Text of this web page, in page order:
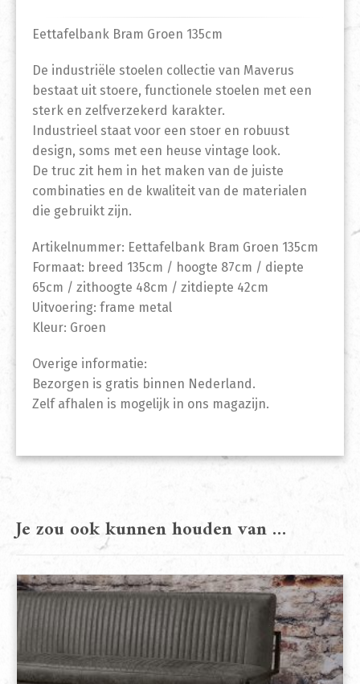
Eettafelbank Bram Groen 135cm
De industriële stoelen collectie van Maverus
bestaat uit stoere, functionele stoelen met een
sterk en zelfverzekerd karakter.
Industrieel staat voor een stoer en robuust
design, soms met een heuse vintage look.
De truc zit hem in het maken van de juiste
combinaties en de kwaliteit van de materialen
die gebruikt zijn.
Artikelnummer: Eettafelbank Bram Groen 135cm
Formaat: breed 135cm / hoogte 87cm / diepte
65cm / zithoogte 48cm / zitdiepte 42cm
Uitvoering: frame metal
Kleur: Groen
Overige informatie:
Bezorgen is gratis binnen Nederland.
Zelf afhalen is mogelijk in ons magazijn.
Je zou ook kunnen houden van …